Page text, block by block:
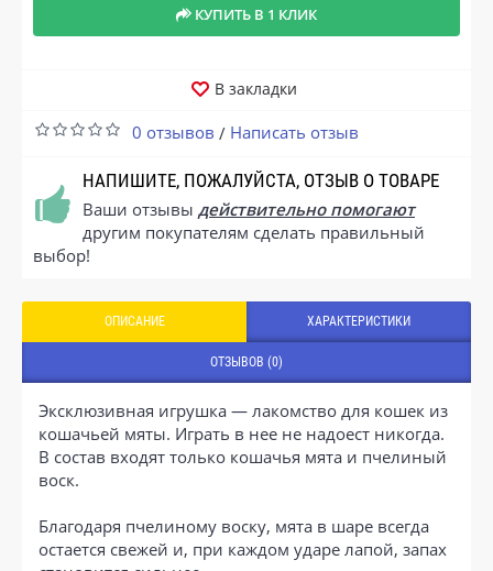
КУПИТЬ В 1 КЛИК
В закладки
0 отзывов / Написать отзыв
НАПИШИТЕ, ПОЖАЛУЙСТА, ОТЗЫВ О ТОВАРЕ
Ваши отзывы действительно помогают
другим покупателям сделать правильный
выбор!
ОПИСАНИЕ ХАРАКТЕРИСТИКИ
ОТЗЫВОВ (0)
Эксклюзивная игрушка — лакомство для кошек из
кошачьей мяты. Играть в нее не надоест никогда.
В состав входят только кошачья мята и пчелиный
воск.
Благодаря пчелиному воску, мята в шаре всегда
остается свежей и, при каждом ударе лапой, запах